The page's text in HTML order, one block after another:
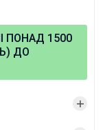
ПОНАД 1500
ДО